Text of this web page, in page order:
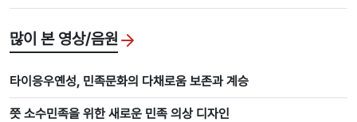
많이 본 영상/음원
타이응우옌성, 민족문화의 다채로움 보존과 계승
쯧 소수민족을 위한 새로운 민족 의상 디자인